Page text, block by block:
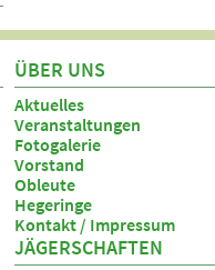
ÜBER UNS
Aktuelles
Veranstaltungen
Fotogalerie
Vorstand
Obleute
Hegeringe
Kontakt / Impressum
JÄGERSCHAFTEN